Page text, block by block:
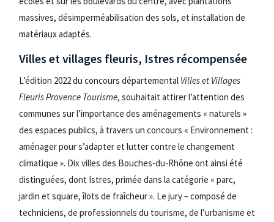
massives, désimperméabilisation des sols, et installation de
matériaux adaptés.
Villes et villages fleuris, Istres récompensée
L’édition 2022 du concours départemental Villes et Villages
Fleuris Provence Tourisme, souhaitait attirer l’attention des
communes sur l’importance des aménagements « naturels »
des espaces publics, à travers un concours « Environnement :
aménager pour s’adapter et lutter contre le changement
climatique ». Dix villes des Bouches-du-Rhône ont ainsi été
distinguées, dont Istres, primée dans la catégorie « parc,
jardin et square, îlots de fraîcheur ». Le jury – composé de
techniciens, de professionnels du tourisme, de l’urbanisme et